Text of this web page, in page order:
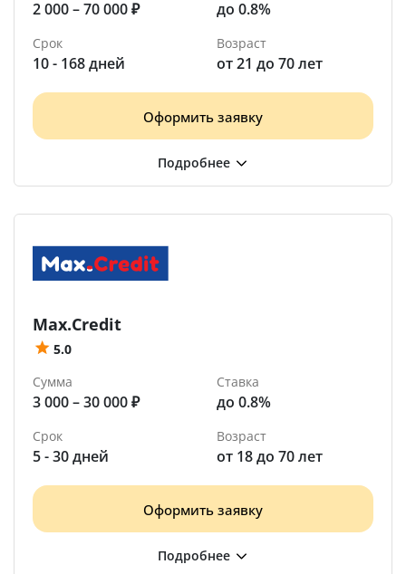
2 000 – 70 000 ₽ до 0.8%
Срок
10 - 168 дней
Возраст
от 21 до 70 лет
Оформить заявку
Max.Credit
5.0
Сумма
3 000 – 30 000 ₽
Ставка
до 0.8%
Срок
5 - 30 дней
Возраст
от 18 до 70 лет
Оформить заявку